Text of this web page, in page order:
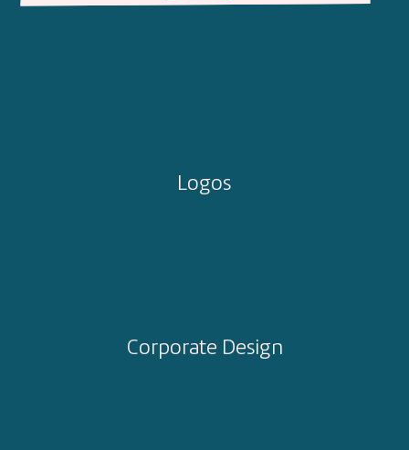
Logos
Corporate Design